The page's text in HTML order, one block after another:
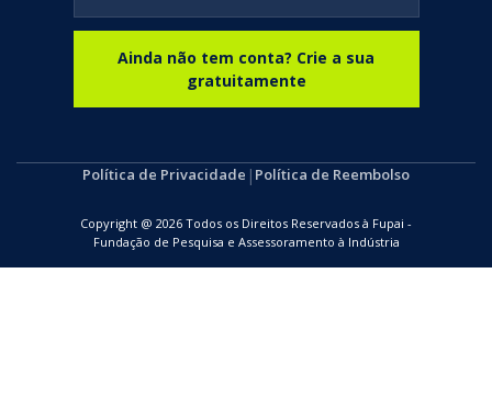
Ainda não tem conta? Crie a sua
gratuitamente
Política de Privacidade | Política de Reembolso
Copyright @ 2026 Todos os Direitos Reservados à Fupai -
Fundação de Pesquisa e Assessoramento à Indústria